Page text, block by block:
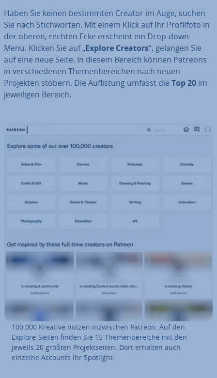
Haben Sie keinen be­stimm­ten Creator im Auge, suchen
Sie nach Stich­wor­ten. Mit einem Klick auf Ihr Pro­fil­fo­to in
der oberen, rechten Ecke erscheint ein Drop-down-
Menü. Klicken Sie auf „Explore Creators“, gelangen Sie
auf eine neue Seite. In diesem Bereich können Patreons
in ver­schie­de­nen The­men­be­rei­chen nach neuen
Projekten stöbern. Die Auf­lis­tung umfasst die Top 20 im
je­wei­li­gen Bereich.
100.000 Kreative nutzen in­zwi­schen Patreon. Auf den
Explore-Seiten finden Sie 15 The­men­be­rei­che mit den
jeweils 20 größten Pro­jekt­sei­ten. Dort erhalten auch
einzelne Accounts Ihr Spotlight.